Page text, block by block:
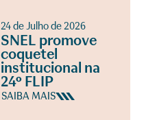
24 de Julho de 2026
SNEL promove
coquetel
institucional na
24º FLIP
SAIBA MAIS